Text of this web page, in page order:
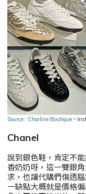
Source : Charline Boutique 、
Chanel
說到銀色鞋，肯定不
香奶奶呀，這一雙銀
求，也讓代購們傷透
一缺點大概就是價格